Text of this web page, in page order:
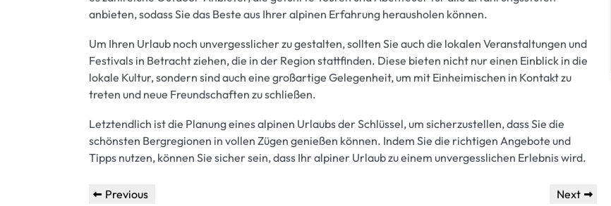
anbieten, sodass Sie das Beste aus Ihrer alpinen Erfahrung herausholen können.
Um Ihren Urlaub noch unvergesslicher zu gestalten, sollten Sie auch die lokalen Veranstaltungen und
Festivals in Betracht ziehen, die in der Region stattfinden. Diese bieten nicht nur einen Einblick in die
lokale Kultur, sondern sind auch eine großartige Gelegenheit, um mit Einheimischen in Kontakt zu
treten und neue Freundschaften zu schließen.
Letztendlich ist die Planung eines alpinen Urlaubs der Schlüssel, um sicherzustellen, dass Sie die
schönsten Bergregionen in vollen Zügen genießen können. Indem Sie die richtigen Angebote und
Tipps nutzen, können Sie sicher sein, dass Ihr alpiner Urlaub zu einem unvergesslichen Erlebnis wird.
Beitragsnavigation
Previous
Previous
Next
Next